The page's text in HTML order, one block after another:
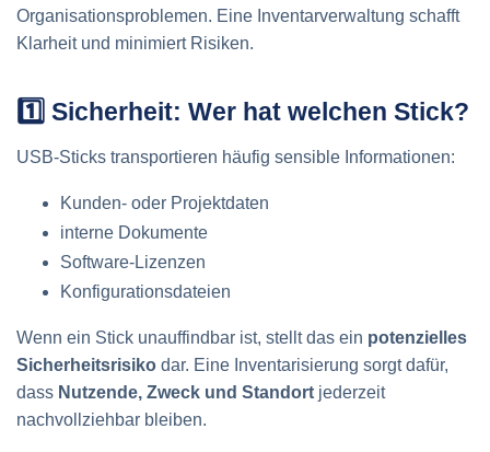
Organisationsproblemen. Eine Inventarverwaltung schafft
Klarheit und minimiert Risiken.
1️⃣ Sicherheit: Wer hat welchen Stick?
USB-Sticks transportieren häufig sensible Informationen:
Kunden- oder Projektdaten
interne Dokumente
Software-Lizenzen
Konfigurationsdateien
Wenn ein Stick unauffindbar ist, stellt das ein potenzielles
Sicherheitsrisiko dar. Eine Inventarisierung sorgt dafür,
dass Nutzende, Zweck und Standort jederzeit
nachvollziehbar bleiben.